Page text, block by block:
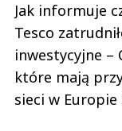
Jak informuje
Tesco
inwestycyjne –
które mają
sieci w Europie